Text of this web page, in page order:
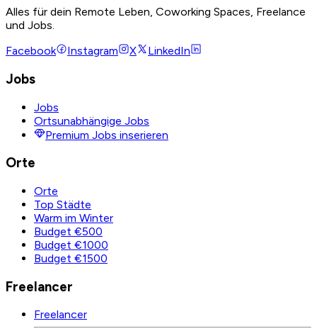
Alles für dein Remote Leben, Coworking Spaces, Freelance
und Jobs.
Facebook
Instagram X LinkedIn
Jobs
Jobs
Ortsunabhängige Jobs
Premium Jobs inserieren
Orte
Orte
Top Städte
Warm im Winter
Budget €500
Budget €1000
Budget €1500
Freelancer
Freelancer